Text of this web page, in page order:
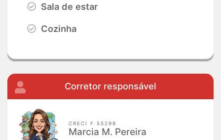
Sala de estar
Cozinha
Corretor responsável
CRECI F 55298
Marcia M. Pereira